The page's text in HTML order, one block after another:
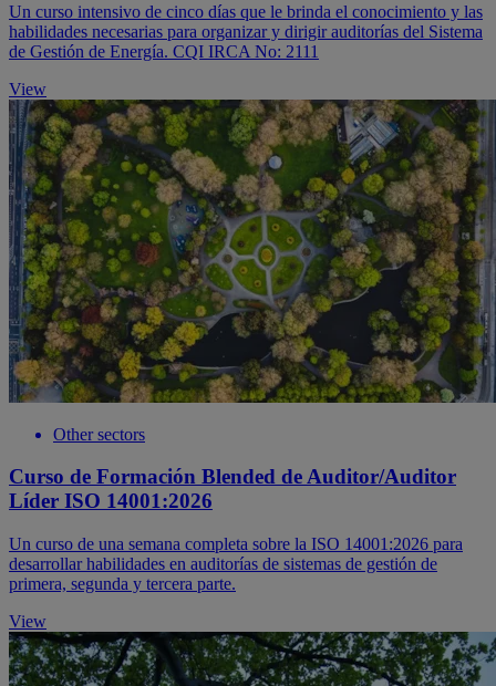
Un curso intensivo de cinco días que le brinda el conocimiento y las
habilidades necesarias para organizar y dirigir auditorías del Sistema
de Gestión de Energía. CQI IRCA No: 2111
View
Other sectors
Curso de Formación Blended de Auditor/Auditor
Líder ISO 14001:2026
Un curso de una semana completa sobre la ISO 14001:2026 para
desarrollar habilidades en auditorías de sistemas de gestión de
primera, segunda y tercera parte.
View